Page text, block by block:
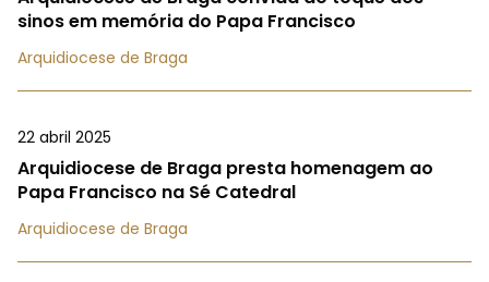
sinos em memória do Papa Francisco
Arquidiocese de Braga
22 abril 2025
Arquidiocese de Braga presta homenagem ao
Papa Francisco na Sé Catedral
Arquidiocese de Braga